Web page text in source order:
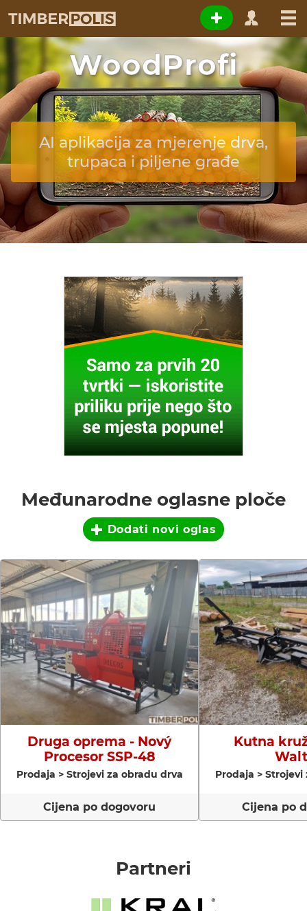
WoodProfi
AI aplikacija za mjerenje drva,
trupaca i piljene građe
Međunarodne oglasne ploče
Dodati novi oglas
Druga oprema - Nový
Procesor SSP-48
Prodaja > Strojevi za obradu drva
Cijena po dogovoru
Kutna
Prodaja >
Cijena po
Partneri